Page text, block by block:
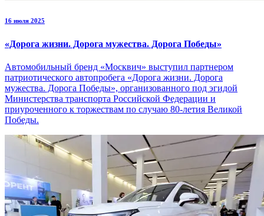
16 июля 2025
«Дорога жизни. Дорога мужества. Дорога Победы»
Автомобильный бренд «Москвич» выступил партнером
патриотического автопробега «Дорога жизни. Дорога
мужества. Дорога Победы», организованного под эгидой
Министерства транспорта Российской Федерации и
приуроченного к торжествам по случаю 80-летия Великой
Победы.